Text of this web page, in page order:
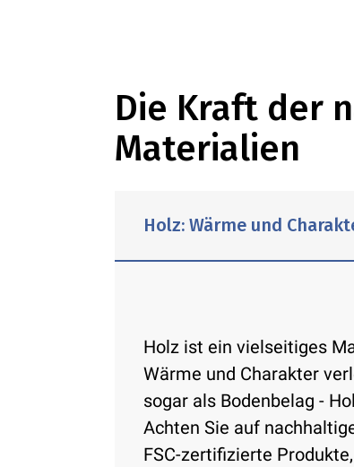
Die Kraft der
Materialien
Holz: Wärme und
Holz ist ein vielseitiges
Wärme und Charakter
sogar als Bodenbelag -
Achten Sie auf
FSC-zertifizierte